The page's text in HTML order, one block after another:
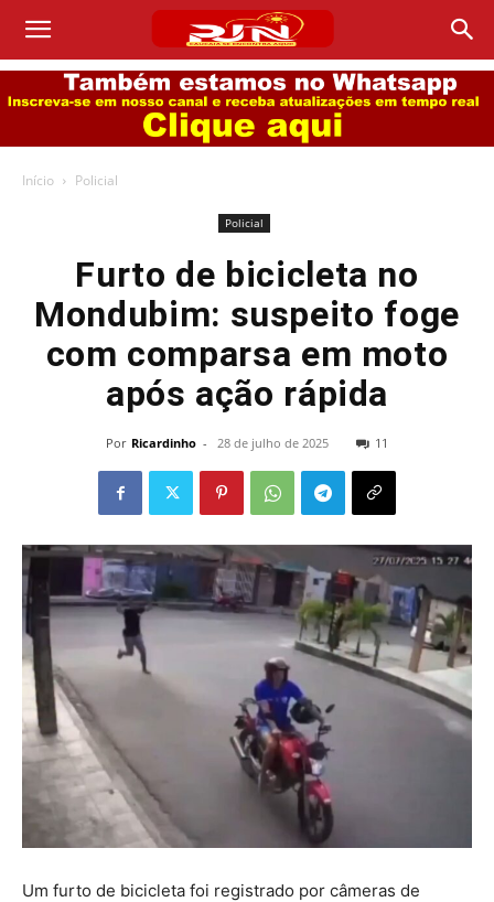
Início Policial
Policial
Furto de bicicleta no
Mondubim: suspeito foge
com comparsa em moto
após ação rápida
Por Ricardinho - 28 de julho de 2025 11
Um furto de bicicleta foi registrado por câmeras de